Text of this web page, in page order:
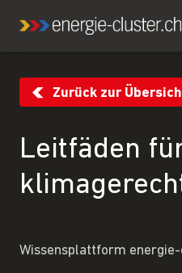
Zurück zur
Leitfäden
Wissensplattform